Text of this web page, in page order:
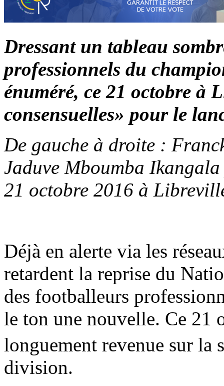
Dressant un tableau
professionnels du
énuméré, ce 21 octobre à
consensuelles» pour le
De gauche à droite :
Jaduve Mboumba
21 octobre 2016 à
Déjà en alerte via les
retardent la reprise du
des footballeurs
le ton une nouvelle. Ce 21
longuement revenue sur la
division.